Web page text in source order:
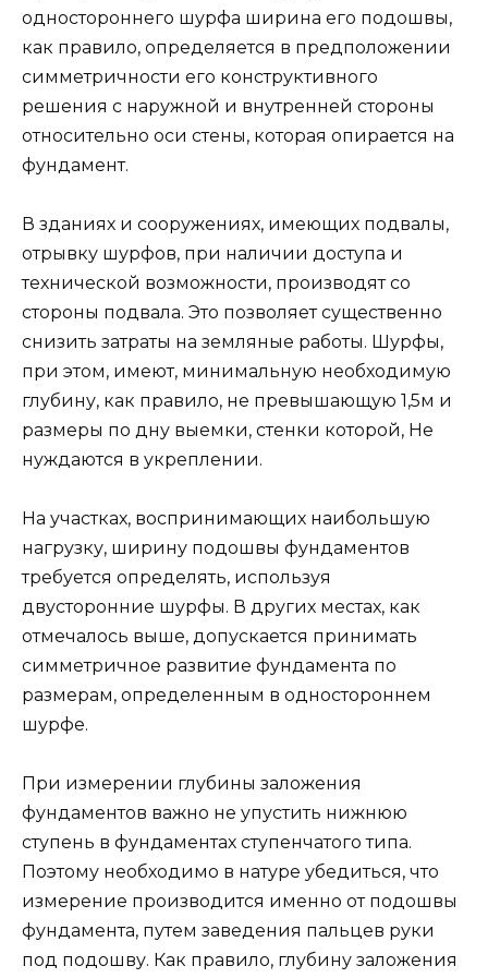
одностороннего шурфа ширина его подошвы,
как правило, определяется в предположении
симметричности его конструктивного
решения с наружной и внутренней стороны
относительно оси стены, которая опирается на
фундамент.
В зданиях и сооружениях, имеющих подвалы,
отрывку шурфов, при наличии доступа и
технической возможности, производят со
стороны подвала. Это позволяет существенно
снизить затраты на земляные работы. Шурфы,
при этом, имеют, минимальную необходимую
глубину, как правило, не превышающую 1,5м и
размеры по дну выемки, стенки которой, Не
нуждаются в укреплении.
На участках, воспринимающих наибольшую
нагрузку, ширину подошвы фундаментов
требуется определять, используя
двусторонние шурфы. В других местах, как
отмечалось выше, допускается принимать
симметричное развитие фундамента по
размерам, определенным в одностороннем
шурфе.
При измерении глубины заложения
фундаментов важно не упустить нижнюю
ступень в фундаментах ступенчатого типа.
Поэтому необходимо в натуре убедиться, что
измерение производится именно от подошвы
фундамента, путем заведения пальцев руки
под подошву. Как правило, глубину заложения